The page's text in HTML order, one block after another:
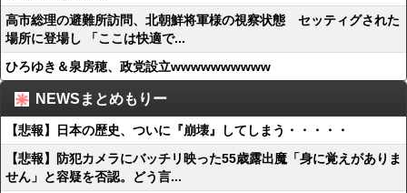
高市総理の避難所訪問、北朝鮮将軍様の視察状態 セッティグされた
場所に登場し 「ここは快適で...
ひろゆき＆泉房穂、政党設立wwwwwwwwww
NEWSまとめもりー
【悲報】日本の歴史、ついに『崩壊』してしまう・・・・・
【悲報】防犯カメラにバッチリ映った55歳露出魔「身に覚えがありま
せん」と容疑を否認。どう言...